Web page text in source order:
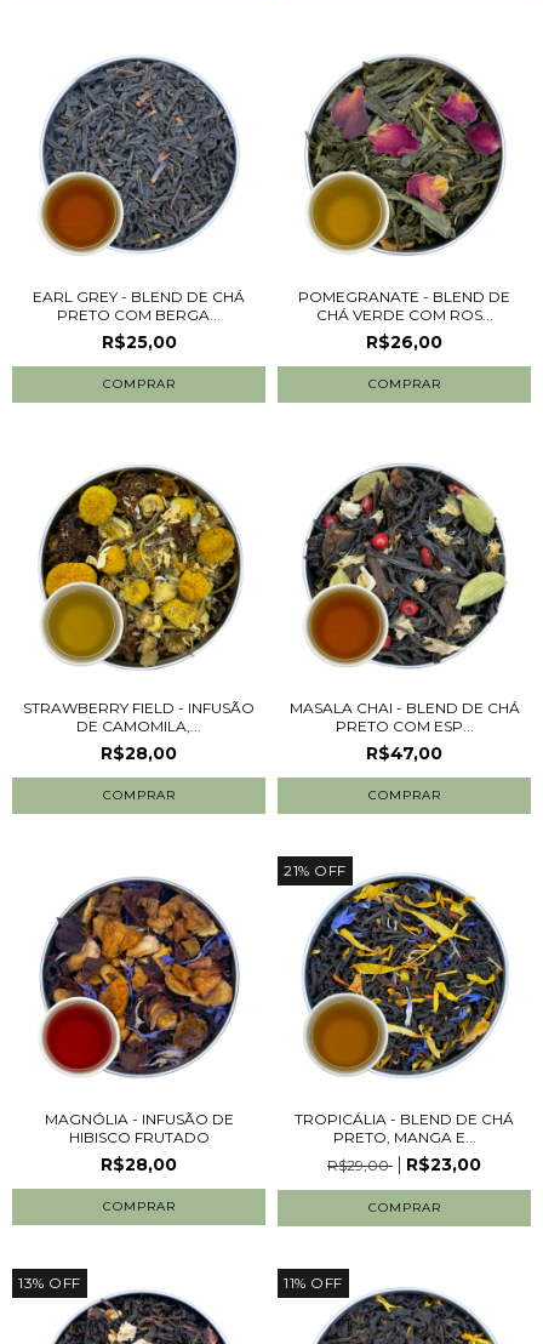
EARL GREY - BLEND DE CHÁ
PRETO COM BERGA...
R$25,00
COMPRAR
POMEGRANATE - BLEND DE
CHÁ VERDE COM ROS...
R$26,00
COMPRAR
STRAWBERRY FIELD - INFUSÃO
DE CAMOMILA,...
R$28,00
COMPRAR
MASALA CHAI - BLEND DE CHÁ
PRETO COM ESP...
R$47,00
COMPRAR
MAGNÓLIA - INFUSÃO DE
HIBISCO FRUTADO
R$28,00
COMPRAR
21% OFF
TROPICÁLIA - BLEND DE CHÁ
PRETO, MANGA E...
R$29,00
R$23,00
COMPRAR
13% OFF 11% OFF